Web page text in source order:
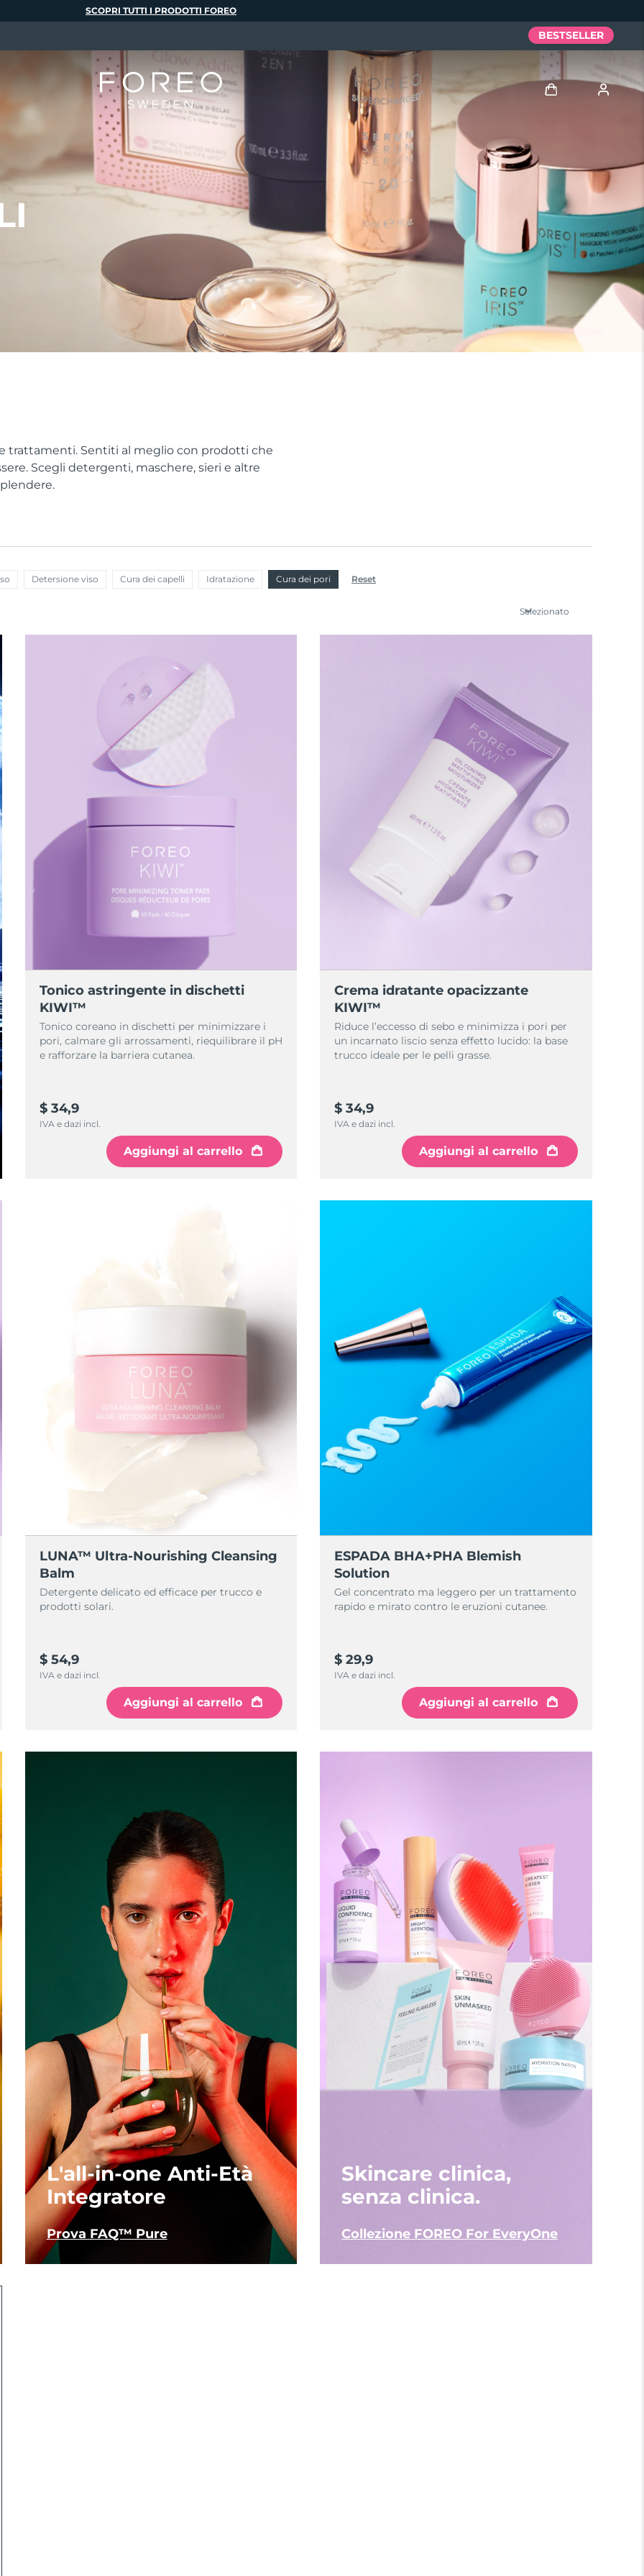
trattamenti. Sentiti al meglio con prodotti che
Scegli detergenti, maschere, sieri e altre
Detersione viso Cura dei capelli Idratazione Cura dei pori Reset
Selezionato
Tonico astringente in dischetti
KIWI™
Tonico coreano in dischetti per minimizzare i
pori, calmare gli arrossamenti, riequilibrare il pH
e rafforzare la barriera cutanea.
$ 34,9
IVA e dazi incl.
Aggiungi al carrello
Crema idratante opacizzante
KIWI™
Riduce l’eccesso di sebo e minimizza i pori per
un incarnato liscio senza effetto lucido: la base
trucco ideale per le pelli grasse.
$ 34,9
IVA e dazi incl.
Aggiungi al carrello
LUNA™ Ultra-Nourishing Cleansing
Balm
Detergente delicato ed efficace per trucco e
prodotti solari.
$ 54,9
IVA e dazi incl.
Aggiungi al carrello
ESPADA BHA+PHA Blemish
Solution
Gel concentrato ma leggero per un trattamento
rapido e mirato contro le eruzioni cutanee.
$ 29,9
IVA e dazi incl.
Aggiungi al carrello
L'all-in-one Anti-Età
Integratore
Prova FAQ™ Pure
Skincare clinica,
senza clinica.
Collezione FOREO For EveryOne
SCOPRI TUTTI I PRODOTTI FOREO
BESTSELLER
Profilo utente
I miei dispositivi
I miei ordini
I miei indirizzi
I miei abbonamenti